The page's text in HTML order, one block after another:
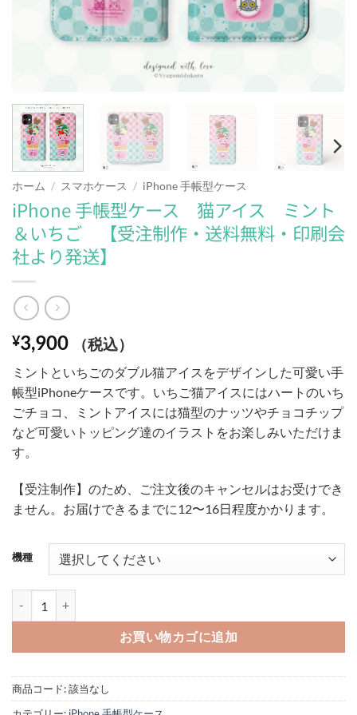
ホーム / スマホケース / iPhone 手帳型ケース
iPhone 手帳型ケース 猫アイス ミント
＆いちご 【受注制作・送料無料・印刷会
社より発送】
¥3,900 （税込）
ミントといちごのダブル猫アイスをデザインした可愛い手
帳型iPhoneケースです。いちご猫アイスにはハートのいち
ごチョコ、ミントアイスには猫型のナッツやチョコチップ
など可愛いトッピング達のイラストをお楽しみいただけま
す。
【受注制作】のため、ご注文後のキャンセルはお受けでき
ません。お届けできるまでに12〜16日程度かかります。
機種
お買い物カゴに追加
商品コード:該当なし